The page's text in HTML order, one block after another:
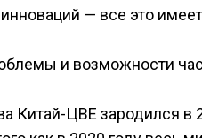
— все это
и возможности
Китай-ЦВЕ зародился в